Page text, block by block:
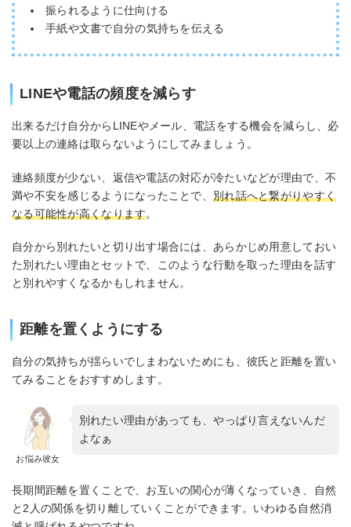
振られるように仕向ける
手紙や文書で自分の気持ちを伝える
LINEや電話の頻度を減らす
出来るだけ自分からLINEやメール、電話をする機会を減らし、必
要以上の連絡は取らないようにしてみましょう。
連絡頻度が少ない、返信や電話の対応が冷たいなどが理由で、不
満や不安を感じるようになったことで、別れ話へと繋がりやすく
なる可能性が高くなります。
自分から別れたいと切り出す場合には、あらかじめ用意しておい
た別れたい理由とセットで、このような行動を取った理由を話す
と別れやすくなるかもしれません。
距離を置くようにする
自分の気持ちが揺らいでしまわないためにも、彼氏と距離を置い
てみることをおすすめします。
お悩み彼女
別れたい理由があっても、やっぱり言えないんだ
よなぁ
長期間距離を置くことで、お互いの関心が薄くなっていき、自然
と2人の関係を切り離していくことができます。いわゆる自然消